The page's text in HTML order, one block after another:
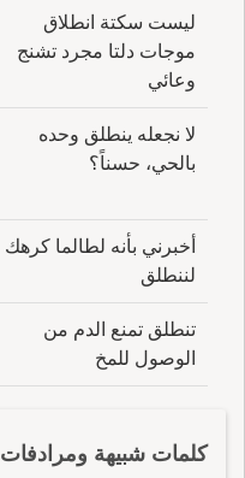
ليست سكتة انطلاق
موجات دلتا مجرد تشنج
وعائي
لا نجعله ينطلق وحده
بالحي، حسناً؟
أخبرني بأنه لطالما كرهك
لننطلق
تنطلق تمنع الدم من
الوصول للمخ
كلمات شبيهة ومرادفات